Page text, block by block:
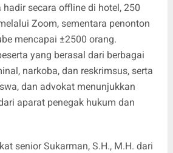
hadir secara offline di hotel, 250
Zoom, sementara penonton
mencapai ±2500 orang.
yang berasal dari berbagai
narkoba, dan reskrimsus, serta
dan advokat menunjukkan
aparat penegak hukum dan
senior Sukarman, S.H., M.H. dari